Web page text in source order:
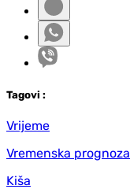
Tagovi :
Vrijeme
Vremenska prognoza
Kiša